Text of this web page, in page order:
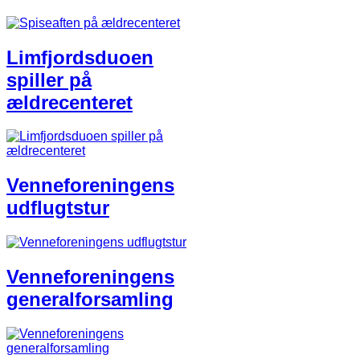
Limfjordsduoen
spiller på
ældrecenteret
Venneforeningens
udflugtstur
Venneforeningens
generalforsamling